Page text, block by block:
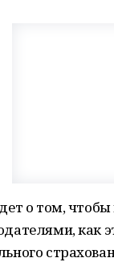
о том,
как